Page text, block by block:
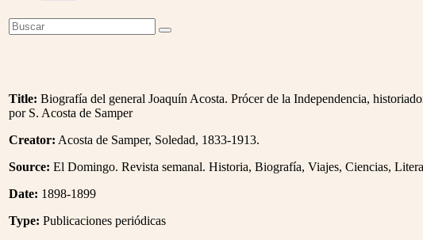
Open
Mobile
Buscar
Enviar
Title: Biografía del general Joaquín Acosta. Prócer de la Independencia,
por S. Acosta de Samper
Creator: Acosta de Samper, Soledad, 1833-1913.
Source: El Domingo. Revista semanal. Historia, Biografía, Viajes, Ciencias,
Date: 1898-1899
Type: Publicaciones periódicas